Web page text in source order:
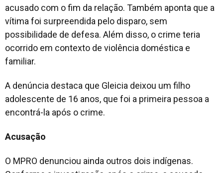
acusado com o fim da relação. Também aponta que a
vítima foi surpreendida pelo disparo, sem
possibilidade de defesa. Além disso, o crime teria
ocorrido em contexto de violência doméstica e
familiar.
A denúncia destaca que Gleicia deixou um filho
adolescente de 16 anos, que foi a primeira pessoa a
encontrá-la após o crime.
Acusação
O MPRO denunciou ainda outros dois indígenas.